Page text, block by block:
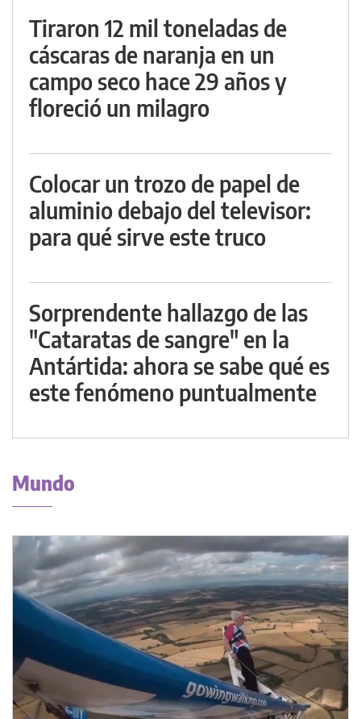
Tiraron 12 mil toneladas de
cáscaras de naranja en un
campo seco hace 29 años y
floreció un milagro
Colocar un trozo de papel de
aluminio debajo del televisor:
para qué sirve este truco
Sorprendente hallazgo de las
"Cataratas de sangre" en la
Antártida: ahora se sabe qué es
este fenómeno puntualmente
Mundo